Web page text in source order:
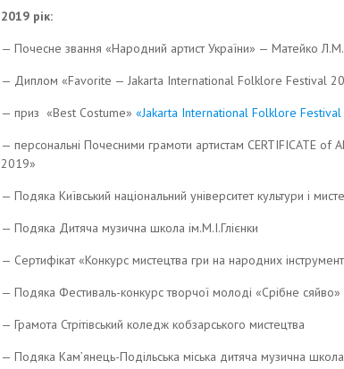
2019 рік:
— Почесне звання «Народний артист України» — Матейко Л.М.
— Диплом «Favorite — Jakarta International Folklore Festival
— приз «Best Costume» «Jakarta International Folklore
— персональні Почесними грамоти артистам CERTIFICATE
2019»
— Подяка Київський національний університет культури і
— Подяка Дитяча музична школа ім.М.І.Глієнки
— Сертифікат «Конкурс мистецтва гри на народних
— Подяка Фестиваль-конкурс творчої молоді «Срібне сяйво»
— Грамота Стрітівський коледж кобзарського мистецтва
— Подяка Кам’янець-Подільська міська дитяча музична